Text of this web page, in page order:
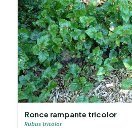
Ronce rampante tricolor
Rubus tricolor